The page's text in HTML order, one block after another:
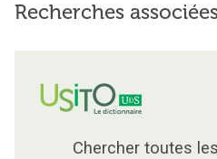
Recherches
Chercher toutes